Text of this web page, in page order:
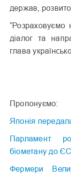
держав,
“Розраховуємо
діалог та
глава
Пропонуємо:
Японія
Парламент
біометану до ЄС
Фермери